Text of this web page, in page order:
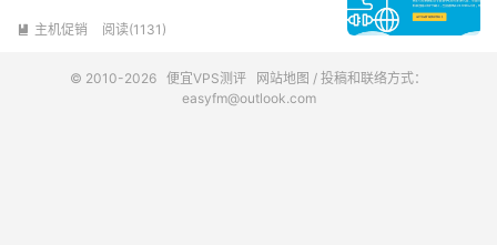
 主机促销 阅读(1131)
© 2010-2026 便宜VPS测评 网站地图 / 投稿和联络方式：
easyfm@outlook.com